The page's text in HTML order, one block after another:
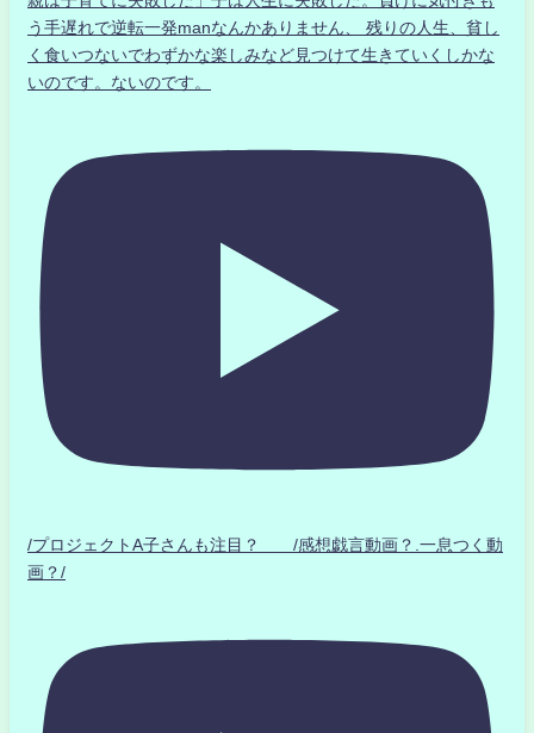
う手遅れで逆転一発manなんかありません、 残りの人生、貧し
く食いつないでわずかな楽しみなど見つけて生きていくしかな
いのです。ないのです。
/プロジェクトA子さんも注目？ /感想戯言動画？.一息つく動
画？/